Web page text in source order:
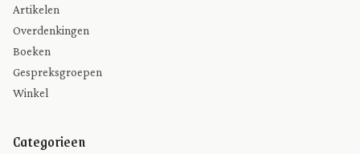
Artikelen
Overdenkingen
Boeken
Gespreksgroepen
Winkel
Categorieen